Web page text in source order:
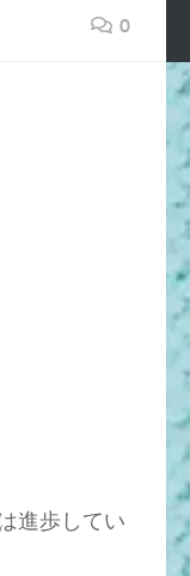
0
進歩してい